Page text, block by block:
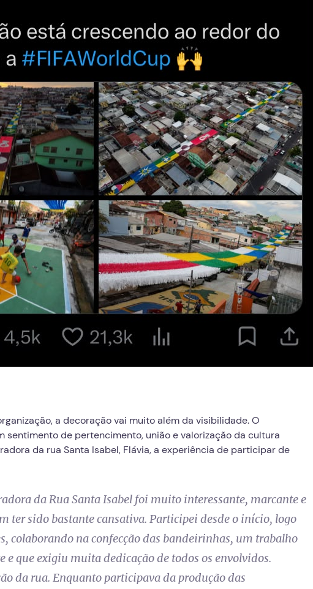
a decoração vai muito além da visibilidade. O
sentimento de pertencimento, união e valorização da cultura
da rua Santa Isabel, Flávia, a experiência de participar de
da Rua Santa Isabel foi muito interessante, marcante e
ter sido bastante cansativa. Participei desde o início, logo
colaborando na confecção das bandeirinhas, um trabalho
e que exigiu muita dedicação de todos os envolvidos.
da rua. Enquanto participava da produção das